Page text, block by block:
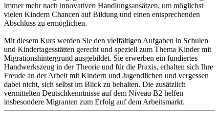
immer mehr nach innovativen Handlungsansätzen, um möglichst
vielen Kindern Chancen auf Bildung und einen entsprechenden
Abschluss zu ermöglichen.
Mit diesem Kurs werden Sie den vielfältigen Aufgaben in Schulen
und Kindertagesstätten gerecht und speziell zum Thema Kinder mit
Migrationshintergrund ausgebildet. Sie erwerben ein fundiertes
Handwerkszeug in der Theorie und für die Praxis, erhalten sich Ihre
Freude an der Arbeit mit Kindern und Jugendlichen und vergessen
dabei nicht, sich selbst im Blick zu behalten. Die zusätzlich
vermittelten Deutschkenntnisse auf dem Niveau B2 helfen
insbesondere Migranten zum Erfolg auf dem Arbeitsmarkt.